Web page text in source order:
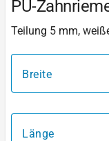
PU-
Teilung 5 mm,
Breite
Länge